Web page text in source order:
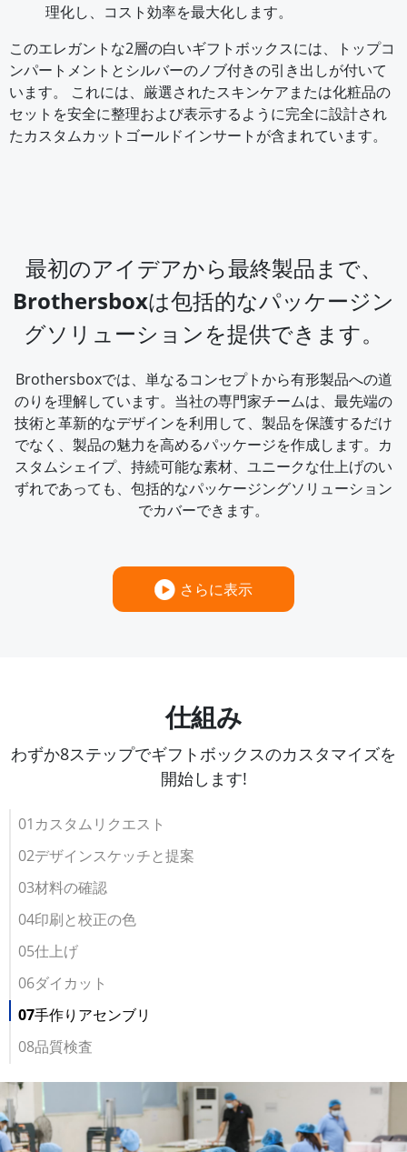
理化し、コスト効率を最大化します。
このエレガントな2層の白いギフトボックスには、トップコ
ンパートメントとシルバーのノブ付きの引き出しが付いて
います。 これには、厳選されたスキンケアまたは化粧品の
セットを安全に整理および表示するように完全に設計され
たカスタムカットゴールドインサートが含まれています。
最初のアイデアから最終製品まで、
Brothersboxは包括的なパッケージン
グソリューションを提供できます。
Brothersboxでは、単なるコンセプトから有形製品への道
のりを理解しています。当社の専門家チームは、最先端の
技術と革新的なデザインを利用して、製品を保護するだけ
でなく、製品の魅力を高めるパッケージを作成します。カ
スタムシェイプ、持続可能な素材、ユニークな仕上げのい
ずれであっても、包括的なパッケージングソリューション
でカバーできます。
さらに表示
仕組み
わずか8ステップでギフトボックスのカスタマイズを
開始します!
01カスタムリクエスト
02デザインスケッチと提案
03材料の確認
04印刷と校正の色
05仕上げ
06ダイカット
07手作りアセンブリ
08品質検査